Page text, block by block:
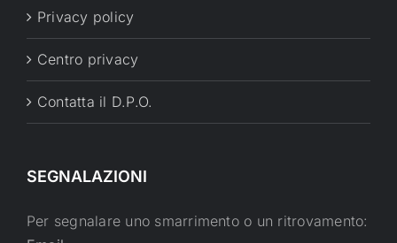
Privacy policy
Centro privacy
Contatta il D.P.O.
SEGNALAZIONI
Per segnalare uno smarrimento o un ritrovamento: